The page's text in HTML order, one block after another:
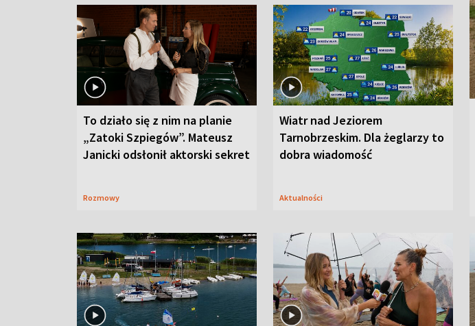
To działo się z nim na planie
„Zatoki Szpiegów”. Mateusz
Janicki odsłonił aktorski sekret
Rozmowy
Wiatr nad Jeziorem
Tarnobrzeskim. Dla żeglarzy to
dobra wiadomość
Aktualności